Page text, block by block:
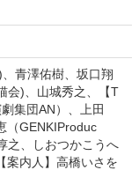
青澤佑樹、坂口翔
会)、山城秀之、【T
集団AN）、上田
（GENKIProduc
之、しおつかこうへ
案内人】高橋いさを